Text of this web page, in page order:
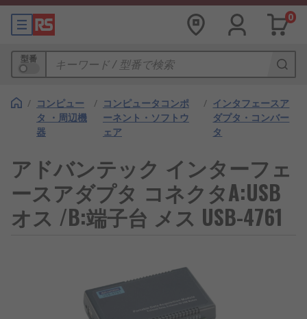
0
型番
/ コンピュー
タ ・周辺機
器
/ コンピュータコンポ
ーネント・ソフトウ
ェア
/ インタフェースア
ダプタ・コンバー
タ
アドバンテック インターフェ
ースアダプタ コネクタA:USB
オス /B:端子台 メス USB-4761